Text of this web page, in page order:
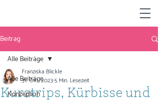
Beitrag
Alle Beiträge
Konzeption
Alle Beiträge
Kurztrips, Kürbisse und
Franziska Blickle
31. Okt. 20235 Min. Lesezeit